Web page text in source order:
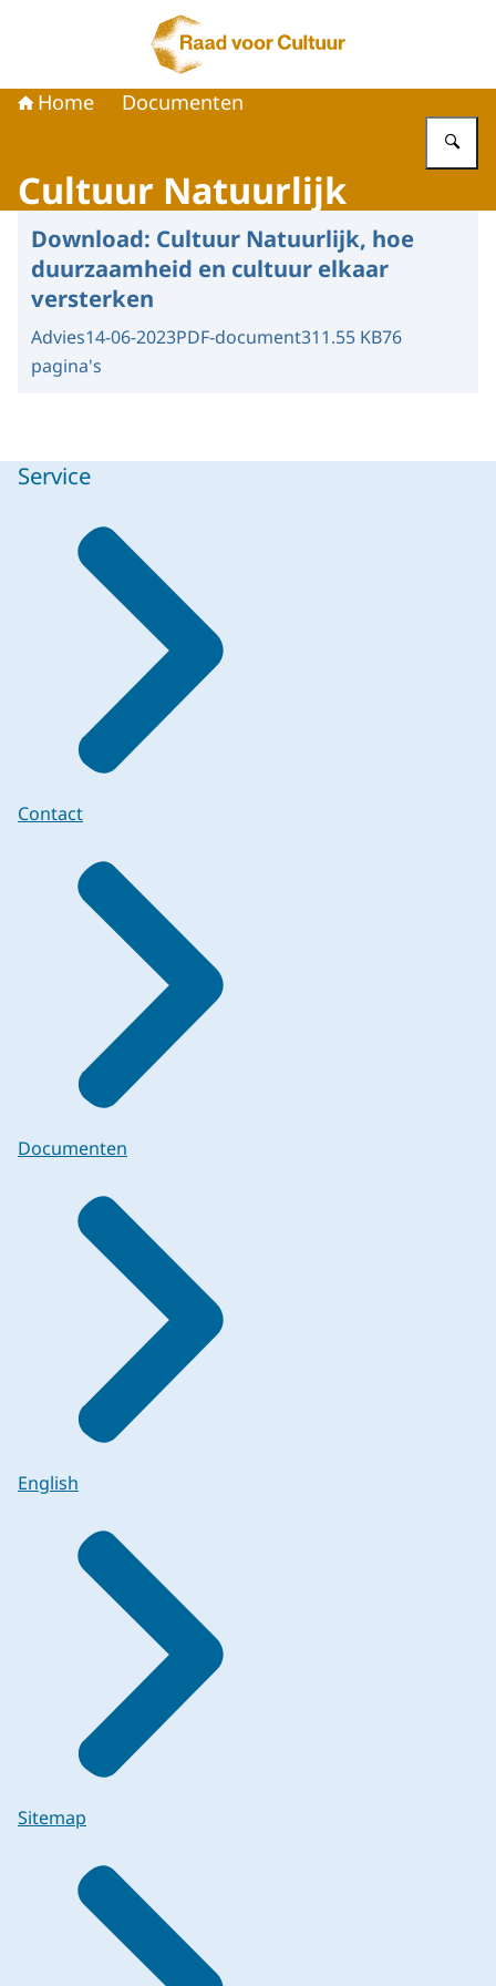
Naar de homepage van Raad voor Cultuur
Home Documenten
Cultuur Natuurlijk
Download: Cultuur Natuurlijk, hoe
duurzaamheid en cultuur elkaar
versterken
Advies14-06-2023PDF-document311.55 KB76
pagina's
Service
Contact
Documenten
English
Sitemap